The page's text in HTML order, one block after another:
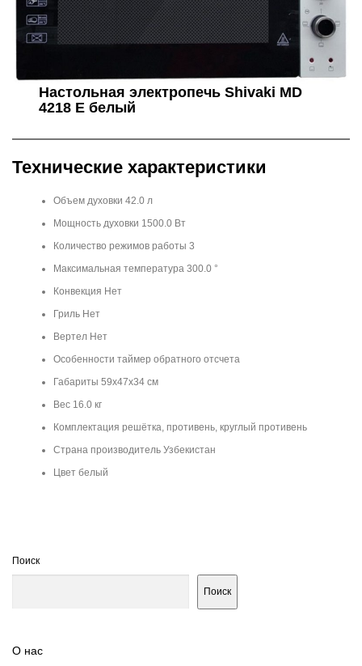
Настольная электропечь Shivaki MD
4218 E белый
Технические характеристики
Объем духовки 42.0 л
Мощность духовки 1500.0 Вт
Количество режимов работы 3
Максимальная температура 300.0 °
Конвекция Нет
Гриль Нет
Вертел Нет
Особенности таймер обратного отсчета
Габариты 59х47х34 см
Вес 16.0 кг
Комплектация решётка, противень, круглый противень
Страна производитель Узбекистан
Цвет белый
Поиск
Поиск
О нас